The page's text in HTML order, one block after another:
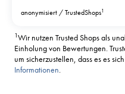
anonymisiert TrustedShops1
1Wir nutzen Trusted Shops als
Einholung von Bewertungen.
um sicherzustellen, dass es es
Informationen.